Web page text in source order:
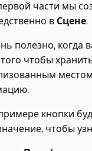
части мы
в Сцене.
полезно,
чтобы
кнопки
чтобы